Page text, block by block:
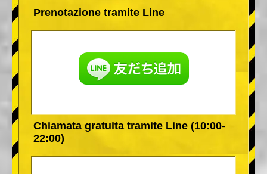
Prenotazione tramite Line
Chiamata gratuita tramite Line (10:00-
22:00)